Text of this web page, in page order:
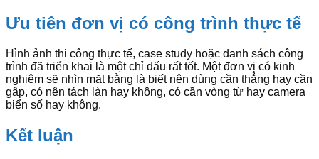
Ưu tiên đơn vị có công trình thực tế
Hình ảnh thi công thực tế, case study hoặc danh sách công
trình đã triển khai là một chỉ dấu rất tốt. Một đơn vị có kinh
nghiệm sẽ nhìn mặt bằng là biết nên dùng cần thẳng hay cần
gập, có nên tách làn hay không, có cần vòng từ hay camera
biển số hay không.
Kết luận